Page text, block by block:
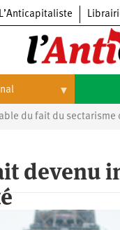
L’Anticapitaliste
du fait du sectarisme
devenu